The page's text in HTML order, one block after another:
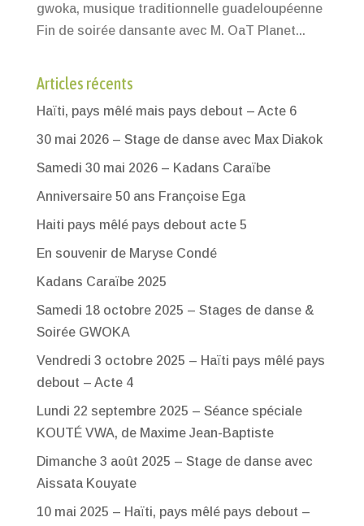
gwoka, musique traditionnelle guadeloupéenne
Fin de soirée dansante avec M. OaT Planet...
Articles récents
Haïti, pays mêlé mais pays debout – Acte 6
30 mai 2026 – Stage de danse avec Max Diakok
Samedi 30 mai 2026 – Kadans Caraïbe
Anniversaire 50 ans Françoise Ega
Haiti pays mêlé pays debout acte 5
En souvenir de Maryse Condé
Kadans Caraïbe 2025
Samedi 18 octobre 2025 – Stages de danse &
Soirée GWOKA
Vendredi 3 octobre 2025 – Haïti pays mêlé pays
debout – Acte 4
Lundi 22 septembre 2025 – Séance spéciale
KOUTÉ VWA, de Maxime Jean-Baptiste
Dimanche 3 août 2025 – Stage de danse avec
Aissata Kouyate
10 mai 2025 – Haïti, pays mêlé pays debout –